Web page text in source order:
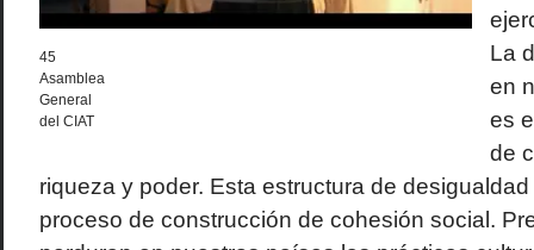
45
Asamblea
General
del CIAT
La
en
es
de
riqueza y poder. Esta estructura de
proceso de construcción de cohesión social.